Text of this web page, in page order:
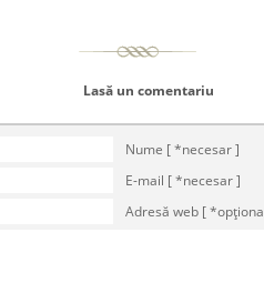
Lasă un comentariu
Nume [ *necesar ]
E-mail [ *necesar ]
Adresă web [